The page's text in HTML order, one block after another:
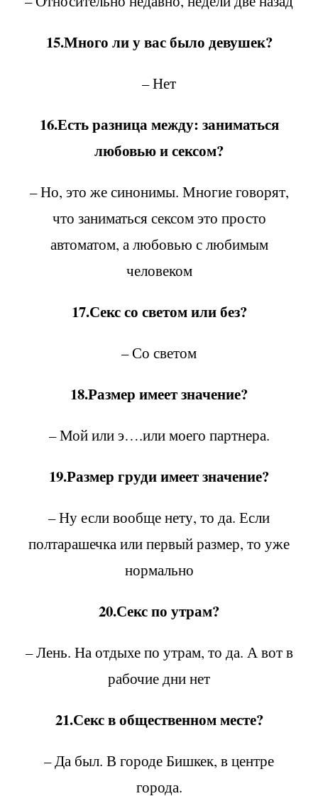
15.Много ли у вас было девушек?
– Нет
16.Есть разница между: заниматься
любовью и сексом?
– Но, это же синонимы. Многие говорят,
что заниматься сексом это просто
автоматом, а любовью с любимым
человеком
17.Секс со светом или без?
– Со светом
18.Размер имеет значение?
– Мой или э….или моего партнера.
19.Размер груди имеет значение?
– Ну если вообще нету, то да. Если
полтарашечка или первый размер, то уже
нормально
20.Секс по утрам?
– Лень. На отдыхе по утрам, то да. А вот в
рабочие дни нет
21.Секс в общественном месте?
– Да был. В городе Бишкек, в центре
города.